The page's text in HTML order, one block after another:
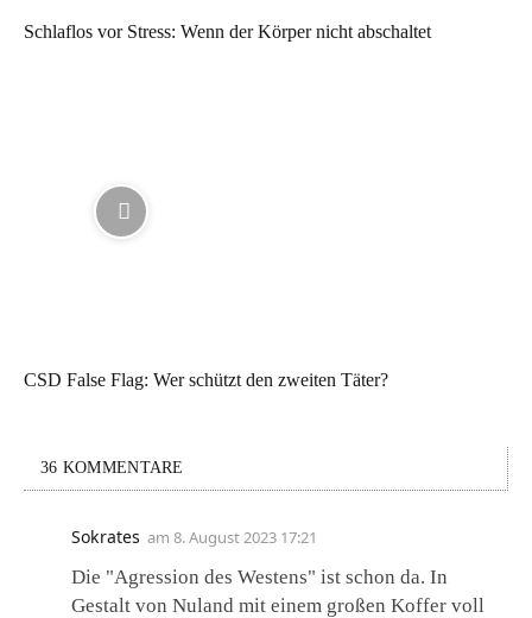
Schlaflos vor Stress: Wenn der Körper nicht abschaltet
CSD False Flag: Wer schützt den zweiten Täter?
36 KOMMENTARE
Sokrates am 8. August 2023 17:21
Die "Agression des Westens" ist schon da. In
Gestalt von Nuland mit einem großen Koffer voll